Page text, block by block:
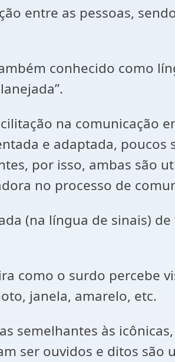
entre as pessoas,
conhecido como
na comunicação
e adaptada, poucos
por isso, ambas são
no processo de
(na língua de sinais)
como o surdo percebe
janela, amarelo, etc.
semelhantes às
ser ouvidos e ditos são